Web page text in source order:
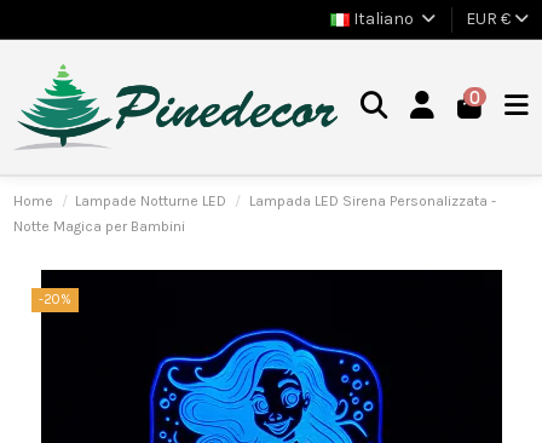
Italiano EUR €
0
Home Lampade Notturne LED
Lampada LED Sirena Personalizzata -
Notte Magica per Bambini
-20%